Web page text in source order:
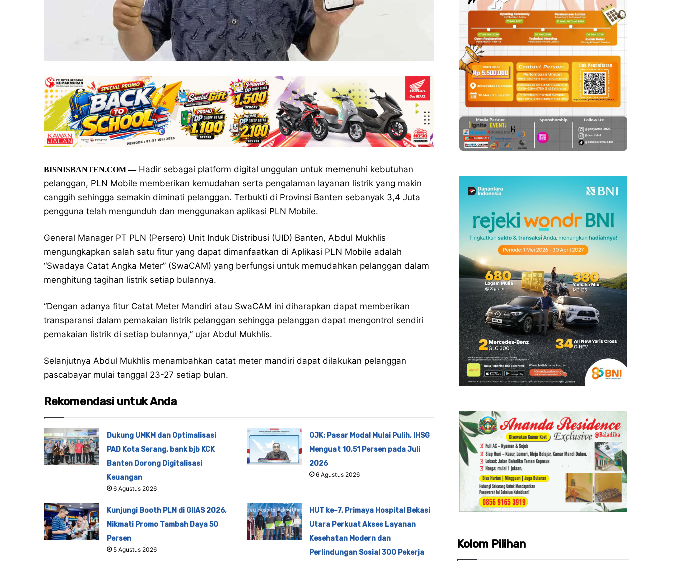
BISNISBANTEN.COM —Hadir sebagai platform digital unggulan untuk memenuhi kebutuhan
pelanggan, PLN Mobile memberikan kemudahan serta pengalaman layanan listrik yang makin
canggih sehingga semakin diminati pelanggan. Terbukti di Provinsi Banten sebanyak 3,4 Juta
pengguna telah mengunduh dan menggunakan aplikasi PLN Mobile.
General Manager PT PLN (Persero) Unit Induk Distribusi (UID) Banten, Abdul Mukhlis
mengungkapkan salah satu fitur yang dapat dimanfaatkan di Aplikasi PLN Mobile adalah
“Swadaya Catat Angka Meter” (SwaCAM) yang berfungsi untuk memudahkan pelanggan dalam
menghitung tagihan listrik setiap bulannya.
“Dengan adanya fitur Catat Meter Mandiri atau SwaCAM ini diharapkan dapat memberikan
transparansi dalam pemakaian listrik pelanggan sehingga pelanggan dapat mengontrol sendiri
pemakaian listrik di setiap bulannya,” ujar Abdul Mukhlis.
Selanjutnya Abdul Mukhlis menambahkan catat meter mandiri dapat dilakukan pelanggan
pascabayar mulai tanggal 23-27 setiap bulan.
Rekomendasi untuk Anda
Dukung UMKM dan Optimalisasi
PAD Kota Serang, bank bjb KCK
Banten Dorong Digitalisasi
Keuangan
6 Agustus 2026
OJK: Pasar Modal Mulai Pulih, IHSG
Menguat 10,51 Persen pada Juli
2026
6 Agustus 2026
Kunjungi Booth PLN di GIIAS 2026,
Nikmati Promo Tambah Daya 50
Persen
5 Agustus 2026
HUT ke-7, Primaya Hospital Bekasi
Utara Perkuat Akses Layanan
Kesehatan Modern dan
Perlindungan Sosial 300 Pekerja
Kolom Pilihan